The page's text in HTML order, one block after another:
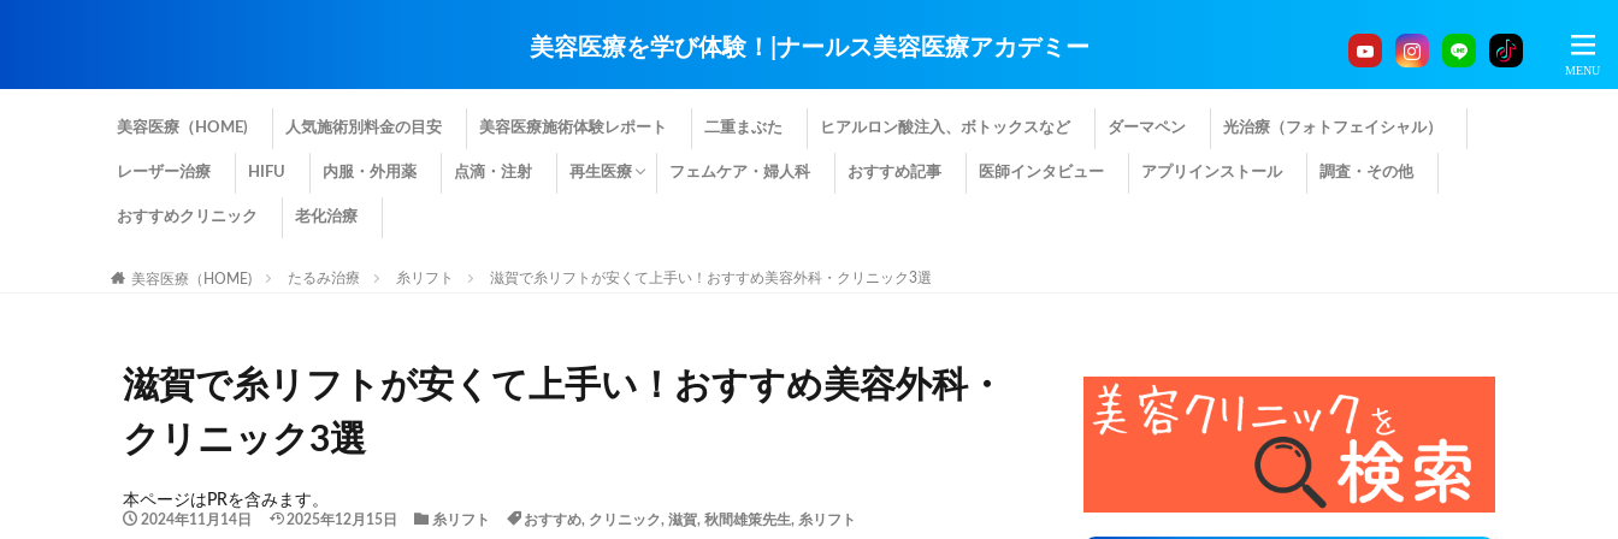
美容医療を学び体験！|ナールス美容医療アカデミー
美容医療（HOME) 人気施術別料金の目安 美容医療施術体験レポート 二重まぶた ヒアルロン酸注入、ボトックスなど ダーマペン 光治療（フォトフェイシャル）
レーザー治療 HIFU 内服・外用薬 点滴・注射 再生医療 フェムケア・婦人科 おすすめ記事 医師インタビュー アプリインストール 調査・その他
おすすめクリニック 老化治療
美容医療（HOME) たるみ治療 糸リフト 滋賀で糸リフトが安くて上手い！おすすめ美容外科・クリニック3選
滋賀で糸リフトが安くて上手い！おすすめ美容外科・
クリニック3選
本ページはPRを含みます。
2024年11月14日 2025年12月15日 糸リフト おすすめ, クリニック, 滋賀, 秋間雄策先生, 糸リフト